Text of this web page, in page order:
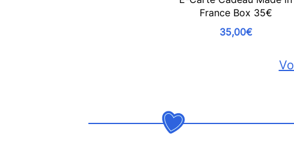
France Box 35€
35,00€